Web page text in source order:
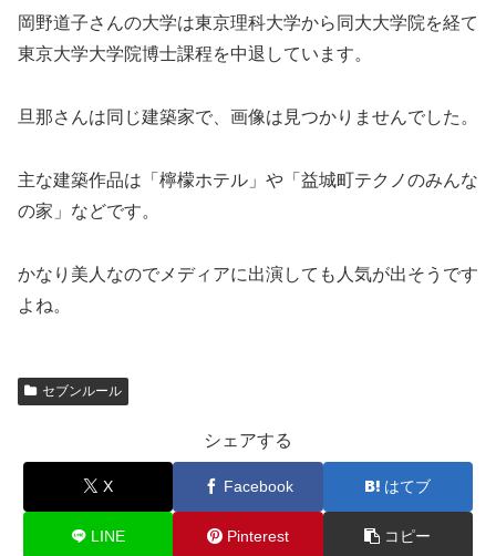
岡野道子さんの大学は東京理科大学から同大大学院を経て
東京大学大学院博士課程を中退しています。
旦那さんは同じ建築家で、画像は見つかりませんでした。
主な建築作品は「檸檬ホテル」や「益城町テクノのみんな
の家」などです。
かなり美人なのでメディアに出演しても人気が出そうです
よね。
セブンルール
シェアする
X Facebook はてブ
LINE Pinterest コピー